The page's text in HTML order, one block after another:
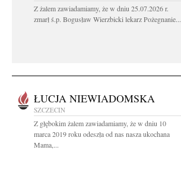
Z żalem zawiadamiamy, że w dniu 25.07.2026 r.
zmarł ś.p. Bogusław Wierzbicki lekarz Pożegnanie...
ŁUCJA NIEWIADOMSKA
SZCZECIN
Z głębokim żalem zawiadamiamy, że w dniu 10
marca 2019 roku odeszła od nas nasza ukochana
Mama,...